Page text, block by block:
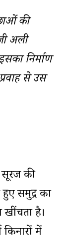
की
अली
निर्माण
से उस
सूरज की
समुद्र का
खींचता है।
में